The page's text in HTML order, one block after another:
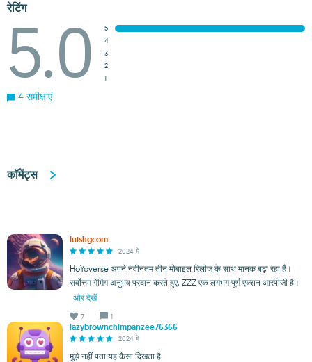
रेटिंग
5.0
5
4
3
2
1
4 समीक्षाएं
कॉमेंट्स
luishgcom
2024 में
HoYoverse अपने नवीनतम तीन मोबाइल रिलीज के साथ मानक बढ़ा रहा है।
सर्वोत्तम गेमिंग अनुभव प्रदान करते हुए, ZZZ एक लगभग पूर्ण एक्शन आरपीजी है।
और देखें
7 1
lazybrownchimpanzee76366
2024 में
मुझे नहीं पता यह कैसा दिखता है